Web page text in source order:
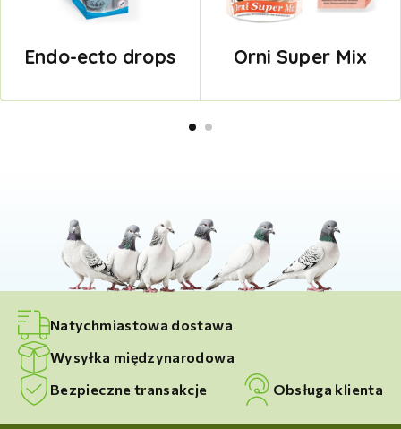
Endo-ecto drops Orni Super Mix
Natychmiastowa dostawa
Wysyłka międzynarodowa
Bezpieczne transakcje
Obsługa klienta